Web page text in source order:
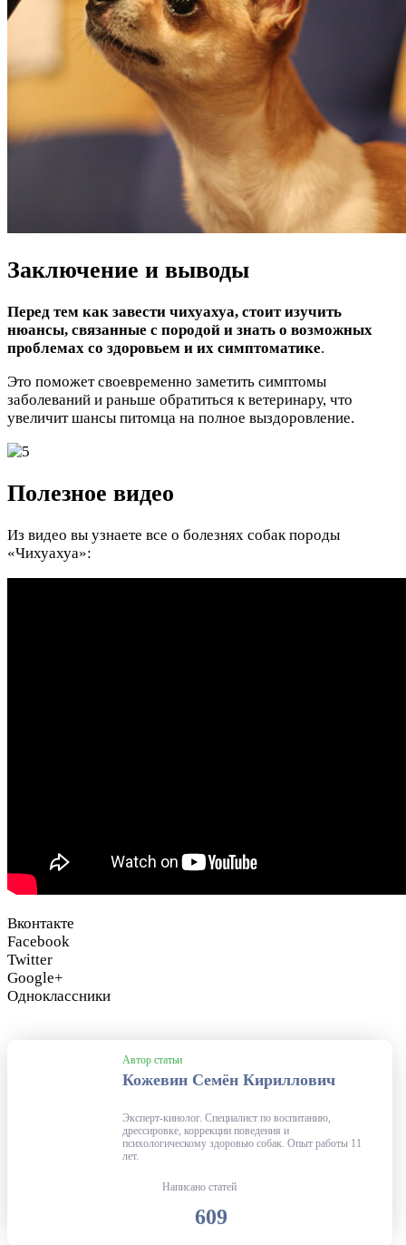
Заключение и выводы
Перед тем как завести чихуахуа, стоит изучить
нюансы, связанные с породой и знать о возможных
проблемах со здоровьем и их симптоматике.
Это поможет своевременно заметить симптомы
заболеваний и раньше обратиться к ветеринару, что
увеличит шансы питомца на полное выздоровление.
Полезное видео
Из видео вы узнаете все о болезнях собак породы
«Чихуахуа»:
Вконтакте
Facebook
Twitter
Google+
Одноклассники
Автор статьи
Кожевин Семён Кириллович
Эксперт-кинолог. Специалист по воспитанию,
дрессировке, коррекции поведения и
психологическому здоровью собак. Опыт работы 11
лет.
Написано статей
609